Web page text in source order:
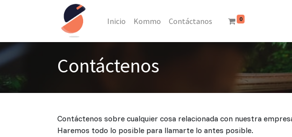
Inicio Kommo Contáctanos 0
Contáctenos
Contáctenos sobre cualquier cosa relacionada con nuestra
Haremos todo lo posible para llamarte lo antes posible.